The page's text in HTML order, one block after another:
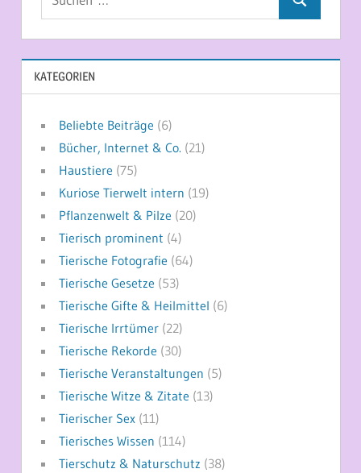
Suchen
KATEGORIEN
Beliebte Beiträge (6)
Bücher, Internet & Co. (21)
Haustiere (75)
Kuriose Tierwelt intern (19)
Pflanzenwelt & Pilze (20)
Tierisch prominent (4)
Tierische Fotografie (64)
Tierische Gesetze (53)
Tierische Gifte & Heilmittel (6)
Tierische Irrtümer(22)
Tierische Rekorde (30)
Tierische Veranstaltungen (5)
Tierische Witze & Zitate (13)
Tierischer Sex(11)
Tierisches Wissen (114)
Tierschutz & Naturschutz (38)